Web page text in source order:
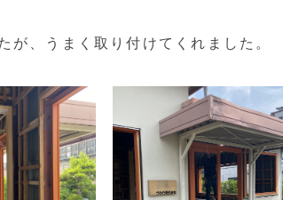
が、うまく取り付けてくれました。